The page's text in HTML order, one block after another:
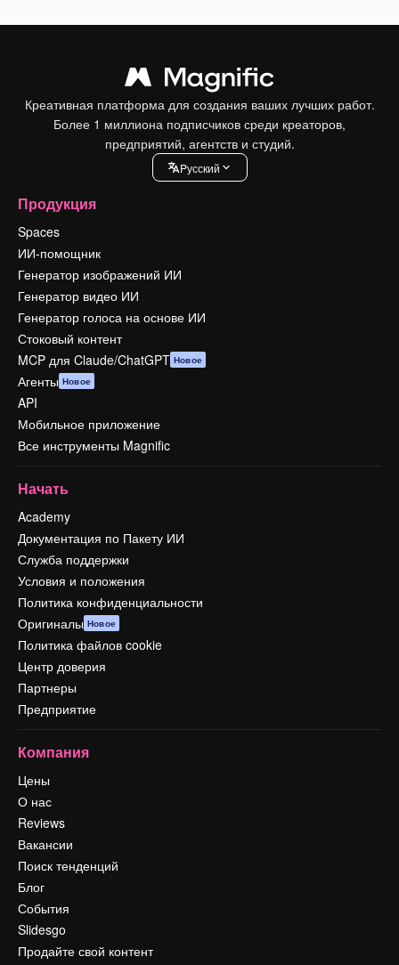
Креативная платформа для создания ваших лучших работ.
Более 1 миллиона подписчиков среди креаторов,
предприятий, агентств и студий.
Pусский
Продукция
Spaces
ИИ-помощник
Генератор изображений ИИ
Генератор видео ИИ
Генератор голоса на основе ИИ
Стоковый контент
MCP для Claude/ChatGPT Новое
Агенты Новое
API
Мобильное приложение
Все инструменты Magnific
Начать
Academy
Документация по Пакету ИИ
Служба поддержки
Условия и положения
Политика конфиденциальности
Оригиналы Новое
Политика файлов cookie
Центр доверия
Партнеры
Предприятие
Компания
Цены
О нас
Reviews
Вакансии
Поиск тенденций
Блог
События
Slidesgo
Продайте свой контент